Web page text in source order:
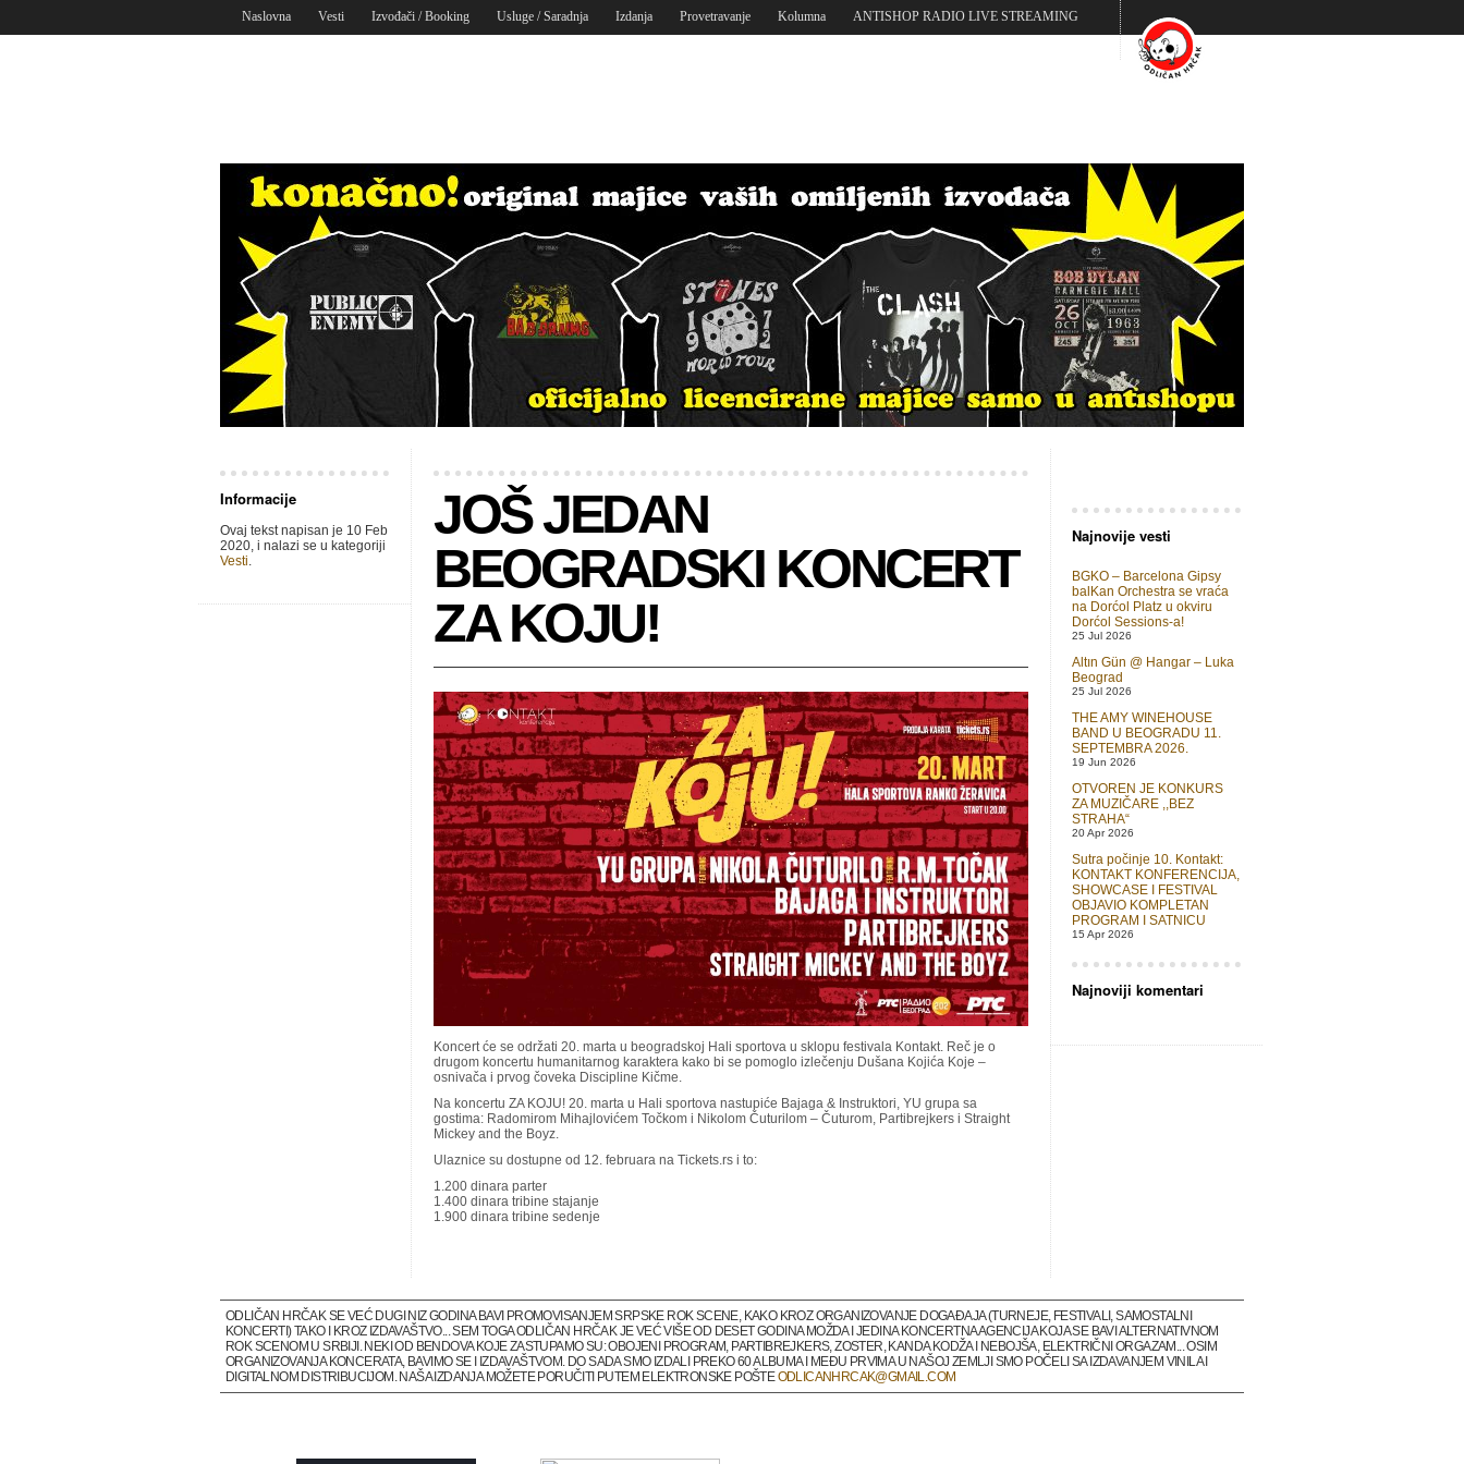
Naslovna Vesti Izvođači / Booking Usluge / Saradnja Izdanja Provetravanje Kolumna ANTISHOP RADIO LIVE STREAMING
Informacije
Ovaj tekst napisan je 10 Feb
2020, i nalazi se u kategoriji
Vesti.
JOŠ JEDAN
BEOGRADSKI KONCERT
ZA KOJU!
Koncert će se održati 20. marta u beogradskoj Hali sportova u sklopu festivala Kontakt. Reč je o
drugom koncertu humanitarnog karaktera kako bi se pomoglo izlečenju Dušana Kojića Koje –
osnivača i prvog čoveka Discipline Kičme.
Na koncertu ZA KOJU! 20. marta u Hali sportova nastupiće Bajaga & Instruktori, YU grupa sa
gostima: Radomirom Mihajlovićem Točkom i Nikolom Čuturilom – Čuturom, Partibrejkers i Straight
Mickey and the Boyz.
Ulaznice su dostupne od 12. februara na Tickets.rs i to:
1.200 dinara parter
1.400 dinara tribine stajanje
1.900 dinara tribine sedenje
Najnovije vesti
BGKO – Barcelona Gipsy
balKan Orchestra se vraća
na Dorćol Platz u okviru
Dorćol Sessions-a!
25 Jul 2026
Altın Gün @ Hangar – Luka
Beograd
25 Jul 2026
THE AMY WINEHOUSE
BAND U BEOGRADU 11.
SEPTEMBRA 2026.
19 Jun 2026
OTVOREN JE KONKURS
ZA MUZIČARE ,,BEZ
STRAHA“
20 Apr 2026
Sutra počinje 10. Kontakt:
KONTAKT KONFERENCIJA,
SHOWCASE I FESTIVAL
OBJAVIO KOMPLETAN
PROGRAM I SATNICU
15 Apr 2026
Najnoviji komentari
ODLIČAN HRČAK SE VEĆ DUGI NIZ GODINA BAVI PROMOVISANJEM SRPSKE ROK SCENE, KAKO KROZ ORGANIZOVANJE DOGAĐAJA (TURNEJE, FESTIVALI, SAMOSTALNI
KONCERTI) TAKO I KROZ IZDAVAŠTVO... SEM TOGA ODLIČAN HRČAK JE VEĆ VIŠE OD DESET GODINA MOŽDA I JEDINA KONCERTNA AGENCIJA KOJA SE BAVI ALTERNATIVNOM
ROK SCENOM U SRBIJI. NEKI OD BENDOVA KOJE ZASTUPAMO SU: OBOJENI PROGRAM, PARTIBREJKERS, ZOSTER, KANDA KODŽA I NEBOJŠA, ELEKTRIČNI ORGAZAM... OSIM
ORGANIZOVANJA KONCERATA, BAVIMO SE I IZDAVAŠTVOM. DO SADA SMO IZDALI PREKO 60 ALBUMA I MEĐU PRVIMA U NAŠOJ ZEMLJI SMO POČELI SA IZDAVANJEM VINILA I
DIGITALNOM DISTRIBUCIJOM. NAŠA IZDANJA MOŽETE PORUČITI PUTEM ELEKTRONSKE POŠTEODLICANHRCAK@GMAIL.COM